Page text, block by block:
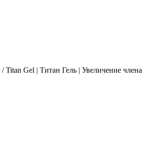
/ Titan Gel | Титан Гель | Увеличение члена